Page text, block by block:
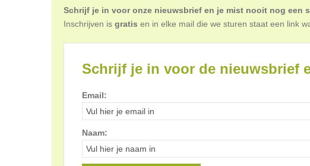
Schrijf je in voor onze nieuwsbrief en je mist nooit nog een
Inschrijven is gratis en in elke mail die we sturen staat een link
Schrijf je in voor de nieuwsbrief
Email:
Naam: